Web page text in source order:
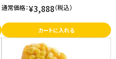
通常価格：¥3,888（税込）
カートに入れる